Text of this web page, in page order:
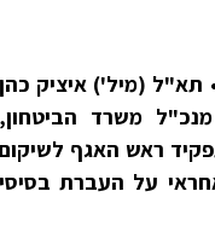
תא"ל (מיל') איציק כהן
משרד הביטחון,
ראש האגף לשיקום
על העברת בסיסי